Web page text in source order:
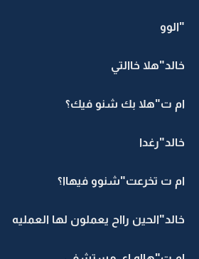
"الوو
خالد"هلا خاالتي
ام ت"هلا بك شنو فيك؟
خالد"رغدا
ام ت تخرعت"شنوو فيهاا؟
خالد"الحين رااح يعملون لها العمليه